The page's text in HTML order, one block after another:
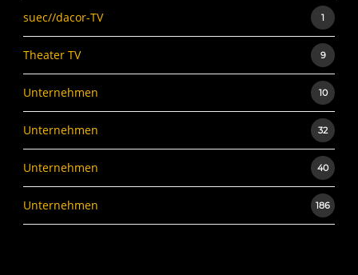
suec//dacor-TV 1
Theater TV 9
Unternehmen 10
Unternehmen 32
Unternehmen 40
Unternehmen 186